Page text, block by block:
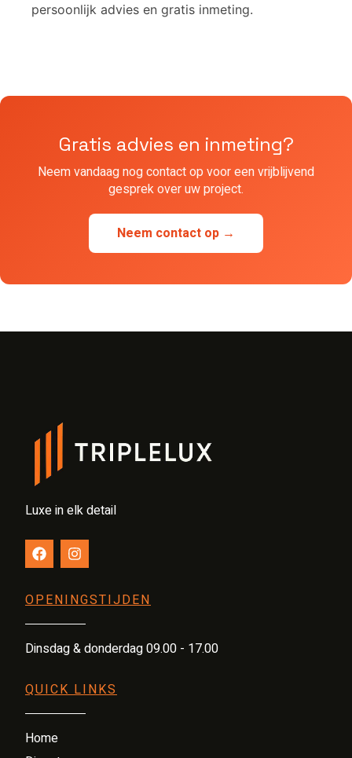
persoonlijk advies en gratis inmeting.
Gratis advies en inmeting?
Neem vandaag nog contact op voor een vrijblijvend
gesprek over uw project.
Neem contact op →
Luxe in elk detail
OPENINGSTIJDEN
Dinsdag & donderdag 09.00 - 17.00
QUICK LINKS
Home